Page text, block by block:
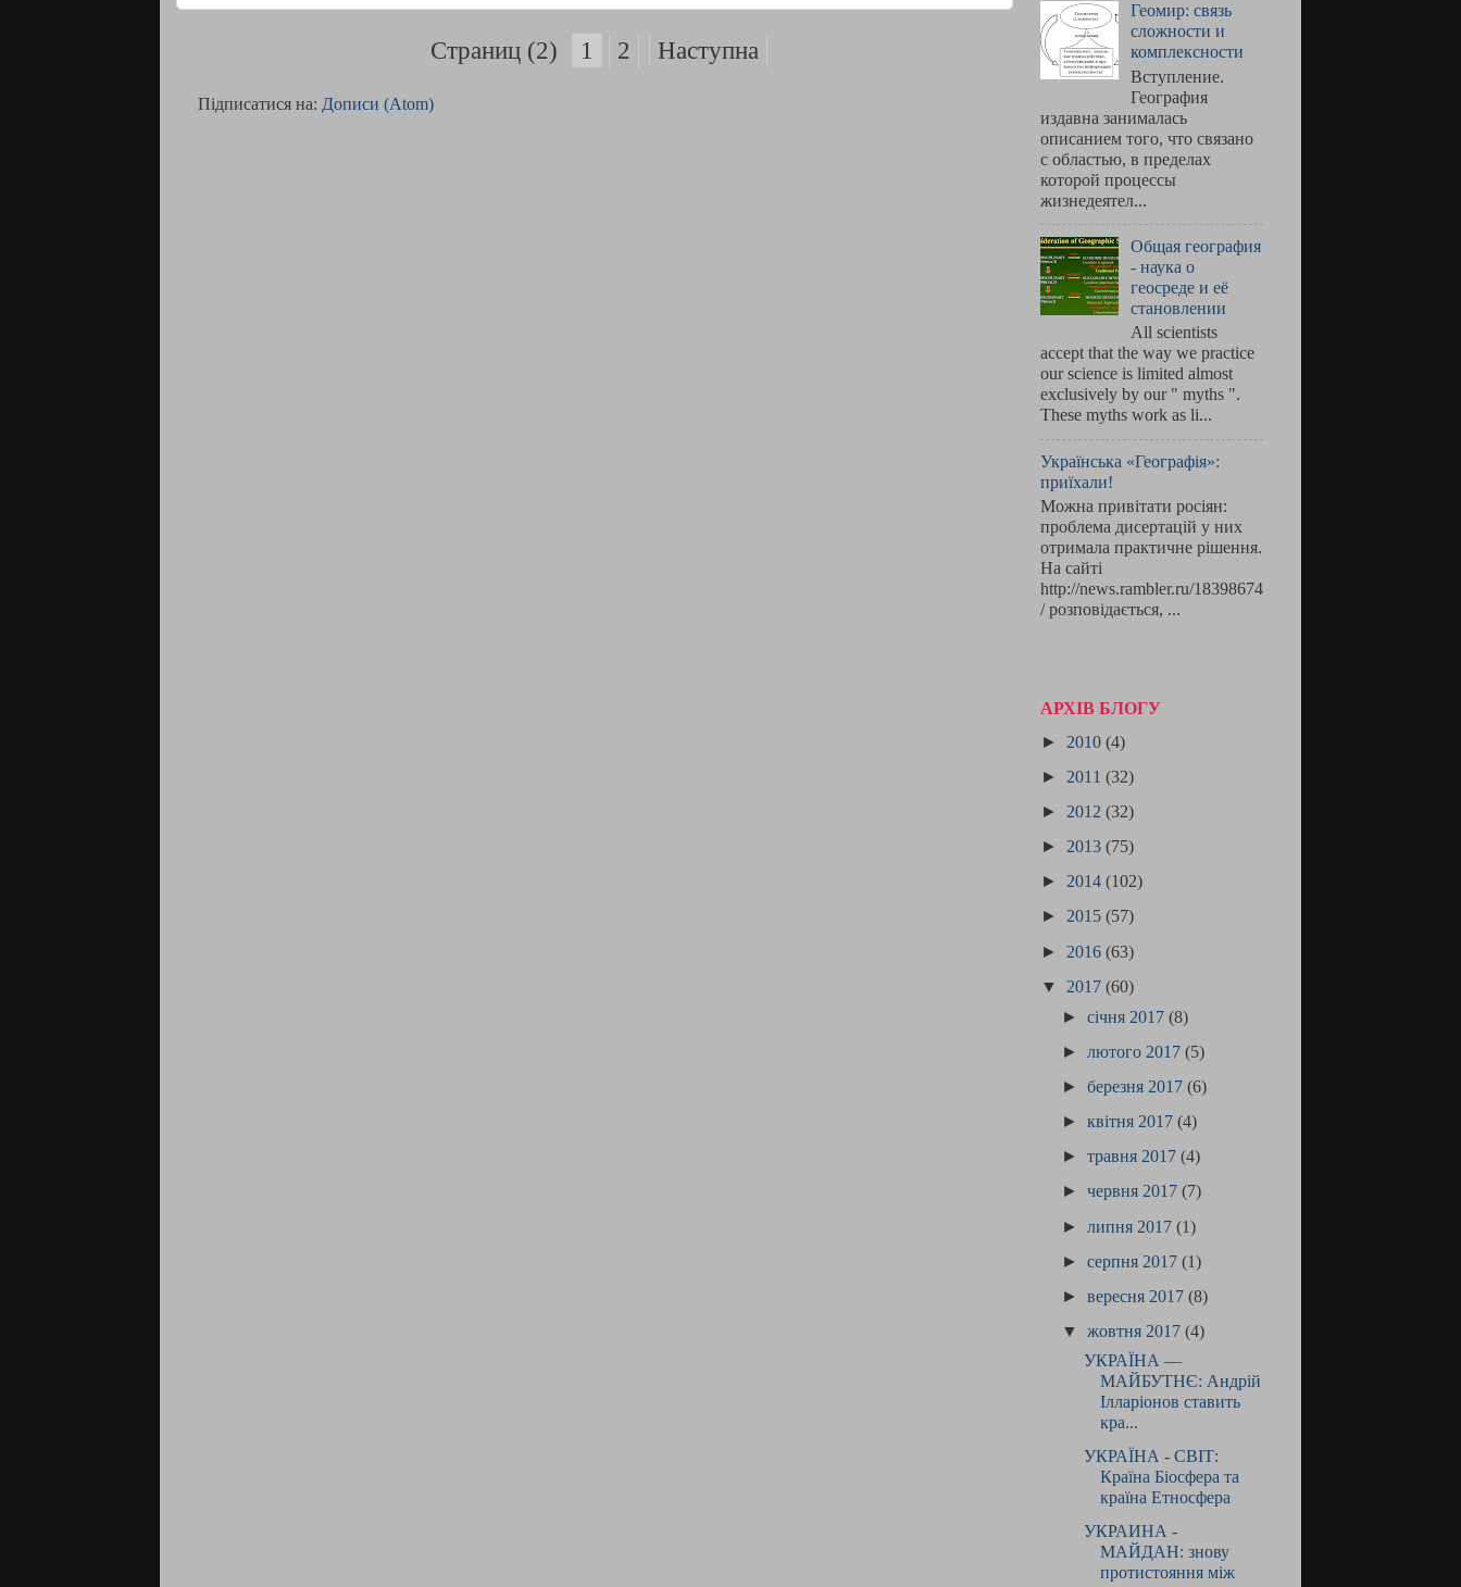
Страниц (2) 1 2 Наступна
Підписатися на: Дописи (Atom)
Геомир: связь
сложности и
комплексности
Вступление.
География
издавна занималась
описанием того, что связано
с областью, в пределах
которой процессы
жизнедеятел...
Общая география
- наука о
геосреде и её
становлении
All scientists
accept that the way we practice
our science is limited almost
exclusively by our " myths ".
These myths work as li...
Українська «Географія»:
приїхали!
Можна привітати росіян:
проблема дисертацій у них
отримала практичне рішення.
На сайті
http://news.rambler.ru/18398674
/ розповідається, ...
АРХІВ БЛОГУ
► 2010 (4)
► 2011 (32)
► 2012 (32)
► 2013 (75)
► 2014 (102)
► 2015 (57)
► 2016 (63)
▼ 2017 (60)
►січня 2017(8)
►лютого 2017(5)
►березня 2017(6)
►квітня 2017(4)
►травня 2017(4)
►червня 2017(7)
►липня 2017(1)
►серпня 2017(1)
►вересня 2017(8)
▼жовтня 2017(4)
УКРАЇНА —
МАЙБУТНЄ: Андрій
Ілларіонов ставить
кра...
УКРАЇНА - СВІТ:
Країна Біосфера та
країна Етносфера
УКРАИНА -
МАЙДАН: знову
протистояння між